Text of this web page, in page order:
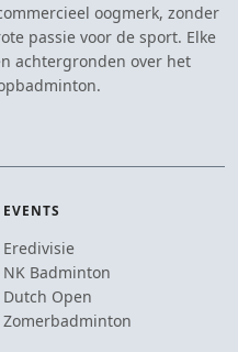
oogmerk, zonder
passie voor de sport. Elke
achtergronden over het
EVENTS
Eredivisie
NK Badminton
Dutch Open
Zomerbadminton